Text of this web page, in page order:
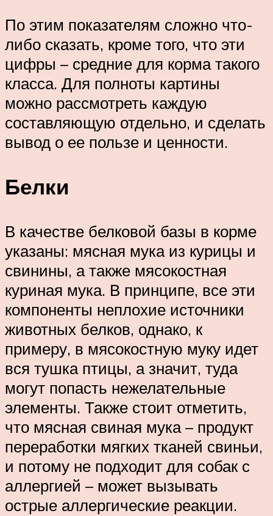
По этим показателям сложно что-
либо сказать, кроме того, что эти
цифры – средние для корма такого
класса. Для полноты картины
можно рассмотреть каждую
составляющую отдельно, и сделать
вывод о ее пользе и ценности.
Белки
В качестве белковой базы в корме
указаны: мясная мука из курицы и
свинины, а также мясокостная
куриная мука. В принципе, все эти
компоненты неплохие источники
животных белков, однако, к
примеру, в мясокостную муку идет
вся тушка птицы, а значит, туда
могут попасть нежелательные
элементы. Также стоит отметить,
что мясная свиная мука – продукт
переработки мягких тканей свиньи,
и потому не подходит для собак с
аллергией – может вызывать
острые аллергические реакции.